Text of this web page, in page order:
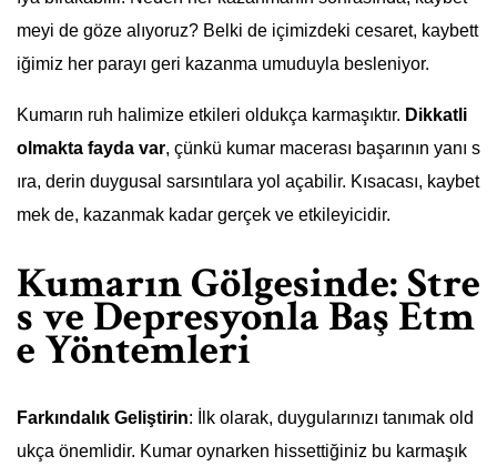
meyi de göze alıyoruz? Belki de içimizdeki cesaret, kaybett
iğimiz her parayı geri kazanma umuduyla besleniyor.
Kumarın ruh halimize etkileri oldukça karmaşıktır. Dikkatli
olmakta fayda var, çünkü kumar macerası başarının yanı s
ıra, derin duygusal sarsıntılara yol açabilir. Kısacası, kaybet
mek de, kazanmak kadar gerçek ve etkileyicidir.
Kumarın Gölgesinde: Stre
s ve Depresyonla Baş Etm
e Yöntemleri
Farkındalık Geliştirin: İlk olarak, duygularınızı tanımak old
ukça önemlidir. Kumar oynarken hissettiğiniz bu karmaşık